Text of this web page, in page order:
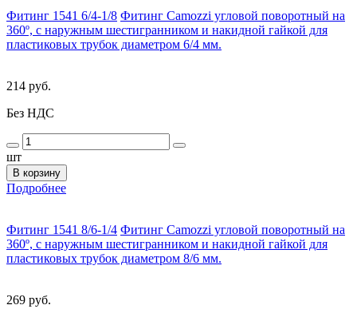
Фитинг 1541 6/4-1/8 Фитинг Camozzi угловой поворотный на
360º, с наружным шестигранником и накидной гайкой для
пластиковых трубок диаметром 6/4 мм.
214 руб.
Без НДС
шт
В корзину
Подробнее
Фитинг 1541 8/6-1/4 Фитинг Camozzi угловой поворотный на
360º, с наружным шестигранником и накидной гайкой для
пластиковых трубок диаметром 8/6 мм.
269 руб.